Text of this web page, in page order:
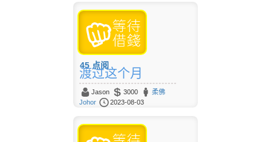
45 点阅
渡过这个月
Jason 3000
柔佛
Johor
2023-08-03